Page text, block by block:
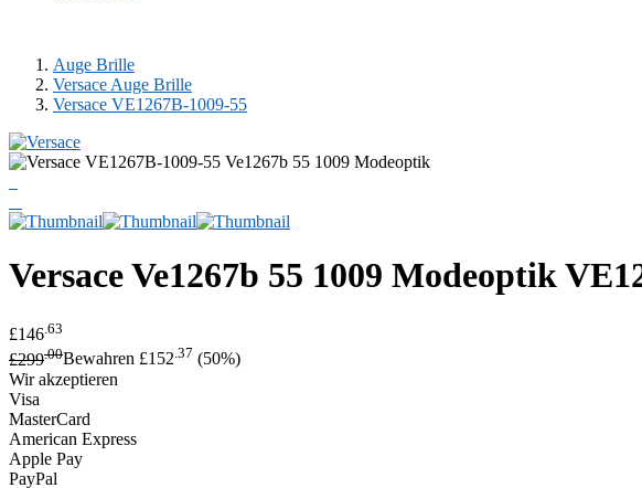
Auge Brille
Versace Auge Brille
Versace VE1267B-1009-55
VersaceVe1267b 55 1009 Modeoptik
£146 .63
£299.00Bewahren £152.37 (50%)
Wir akzeptieren
Visa
MasterCard
American Express
Apple Pay
PayPal